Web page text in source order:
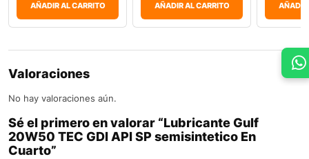
AÑADIR AL CARRITO AÑADIR AL CARRITO AÑADIR
Valoraciones
No hay valoraciones aún.
Sé el primero en valorar “Lubricante Gulf
20W50 TEC GDI API SP semisintetico En
Cuarto”